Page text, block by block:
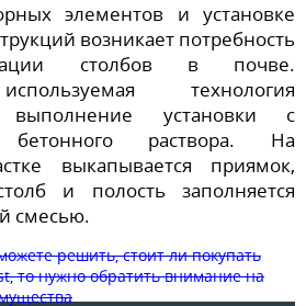
элементов и установке
возникает потребность
столбов в почве.
технология
выполнение установки с
бетонного раствора. На
выкапывается приямок,
и полость заполняется
смесью.